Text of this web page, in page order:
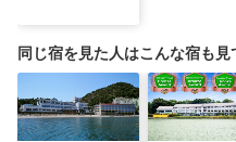
同じ宿を見た人はこんな宿も見